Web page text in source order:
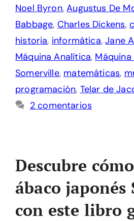
Noel Byron,Augustus De
Babbage, Charles Dickens,
historia, informática,Jane
Máquina Analítica,
Somerville, matemáticas,
programación, Telar de
2 comentarios
Descubre
ábaco japonés
con este libro